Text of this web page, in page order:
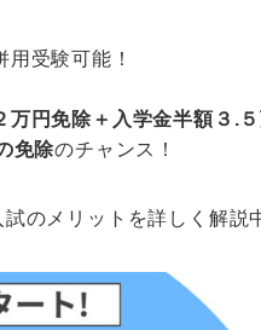
受験可能！
円免除＋入学金半額３.５
免除のチャンス！
のメリットを詳しく解説